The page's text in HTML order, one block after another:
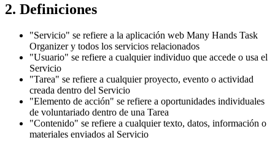
2. Definiciones
"Servicio" se refiere a la aplicación web Many Hands Task
Organizer y todos los servicios relacionados
"Usuario" se refiere a cualquier individuo que accede o usa el
Servicio
"Tarea" se refiere a cualquier proyecto, evento o actividad
creada dentro del Servicio
"Elemento de acción" se refiere a oportunidades individuales
de voluntariado dentro de una Tarea
"Contenido" se refiere a cualquier texto, datos, información o
materiales enviados al Servicio